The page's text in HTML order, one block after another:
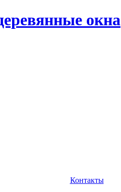
окна
Контакты